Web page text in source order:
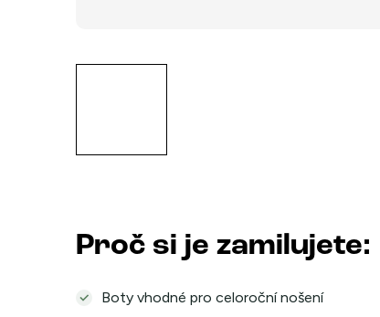
Proč si je zamilujete:
Boty vhodné pro celoroční nošení